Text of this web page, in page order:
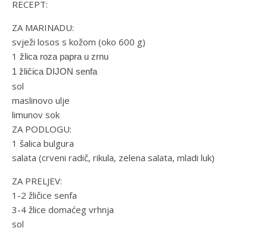
RECEPT:
ZA MARINADU:
svježi losos s kožom (oko 600 g)
1 žlica roza papra u zrnu
1 žličica DIJON senfa
sol
maslinovo ulje
limunov sok
ZA PODLOGU:
1 šalica bulgura
salata (crveni radič, rikula, zelena salata, mladi luk)
ZA PRELJEV:
1-2 žličice senfa
3-4 žlice domaćeg vrhnja
sol